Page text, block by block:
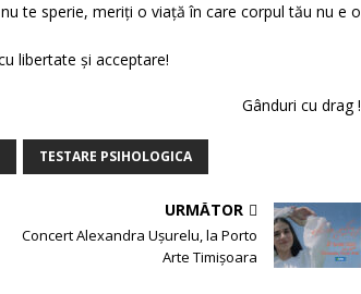
te sperie, meriți o viață în care corpul tău nu e o
libertate și acceptare!
Gânduri cu drag !
TESTARE PSIHOLOGICA
URMĂTOR
Concert Alexandra Ușurelu, la Porto
Arte Timișoara